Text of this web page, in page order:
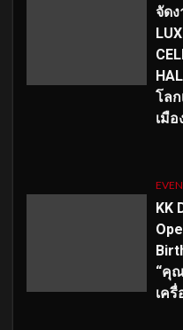
จัดง
โล
เมือ
KK
“คุ
เค